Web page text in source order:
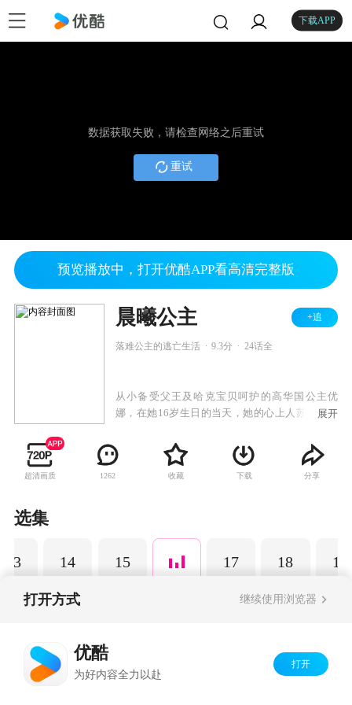
下载APP
数据获取失败，请检查网络之后重试
重试
预览播放中，打开优酷APP看高清完整版
晨曦公主 +追
落难公主的逃亡生活 9.3分 24话全
从小备受父王及哈克宝贝呵护的高华国公主优
娜，在她16岁生日的当天，她的心上人苏芳来到
允许她跟苏芳的交往，依旧对苏芳无法死心的优
娜决定向父王表明她的心意时，却意外地撞见父
亲被刺杀的惊人场面。不肯面对事实的优娜从此
展开
超清画质 1262 收藏 下载 分享
选集
13 14 15 17 18 19
打开方式 继续使用浏览器
优酷
为好内容全力以赴
打开